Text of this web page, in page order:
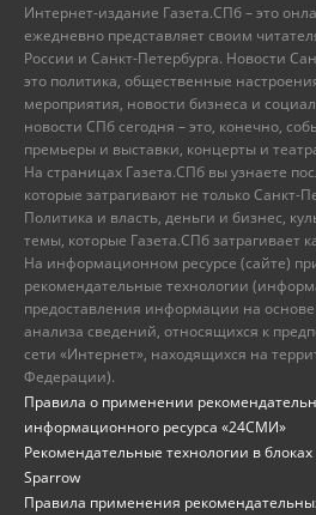
Интернет-издание Газета.СПб – это
ежедневно представляет своим
России и Санкт-Петербурга. Новости
это политика, общественные
мероприятия, новости бизнеса и
новости СПб сегодня – это, конечно,
премьеры и выставки, концерты и
На страницах Газета.СПб вы узнаете
которые затрагивают не только Санкт-
Политика и власть, деньги и бизнес,
темы, которые Газета.СПб затрагивает
На информационном ресурсе (сайте)
рекомендательные технологии
предоставления информации на
анализа сведений, относящихся к
сети «Интернет», находящихся на
Федерации).
Правила о применении
информационного ресурса «24СМИ»
Рекомендательные технологии в
Sparrow
Правила применения